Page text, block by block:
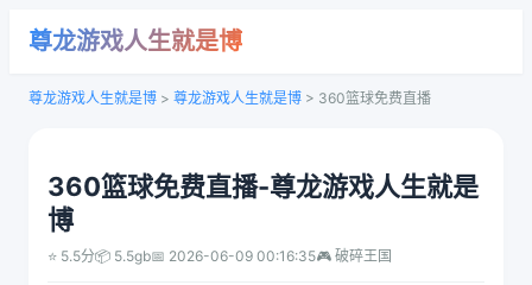
尊龙游戏人生就是博
尊龙游戏人生就是博 > 尊龙游戏人生就是博 > 360篮球免费直播
360篮球免费直播-尊龙游戏人生就是
博
⭐ 5.5分📦 5.5gb📅 2026-06-09 00:16:35🎮 破碎王国